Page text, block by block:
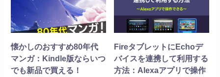
懐かしのおすすめ80年代
マンガ：Kindle版ならいつ
でも新品で買える！
FireタブレットにEchoデ
バイスを連携して利用する
方法：Alexaアプリで操作